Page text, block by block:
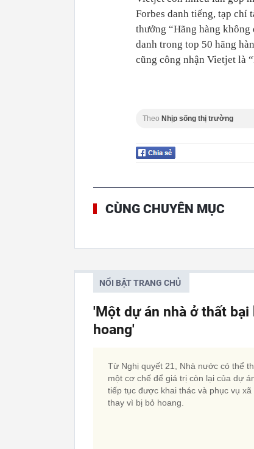
Forbes danh tiếng, tạp chí
thưởng “Hãng hàng
danh trong top 50 hãng
cũng công nhận Vietjet là
Theo Nhịp sống thị trường
CÙNG CHUYÊN MỤC
NỔI BẬT TRANG CHỦ
'Một dự án nhà ở thất
hoang'
Từ Nghị quyết 21, Nhà nước có thể
một cơ chế để giá trị còn lại của dự
tiếp tục được khai thác và phục vụ xã
thay vì bị bỏ hoang.